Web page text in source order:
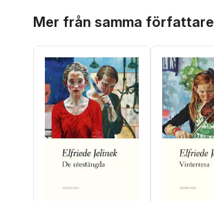
Mer från samma författare